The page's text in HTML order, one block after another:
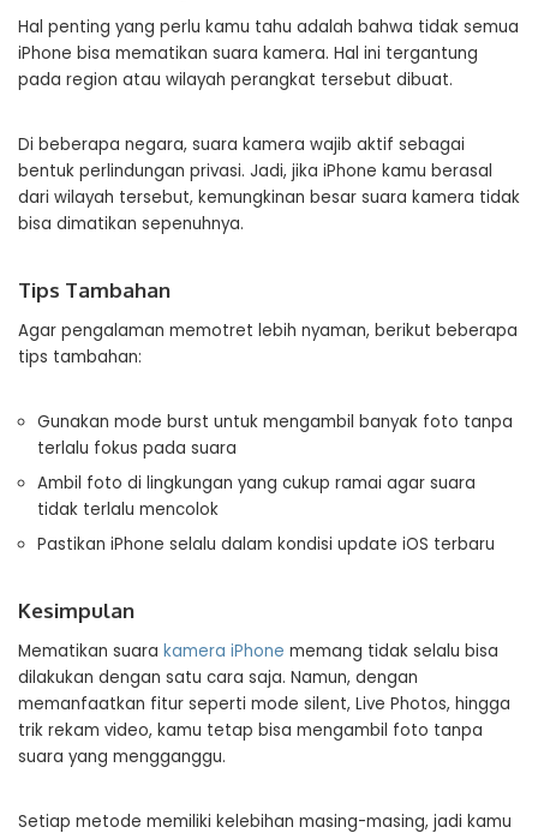
Hal penting yang perlu kamu tahu adalah bahwa tidak semua
iPhone bisa mematikan suara kamera. Hal ini tergantung
pada region atau wilayah perangkat tersebut dibuat.
Di beberapa negara, suara kamera wajib aktif sebagai
bentuk perlindungan privasi. Jadi, jika iPhone kamu berasal
dari wilayah tersebut, kemungkinan besar suara kamera tidak
bisa dimatikan sepenuhnya.
Tips Tambahan
Agar pengalaman memotret lebih nyaman, berikut beberapa
tips tambahan:
Gunakan mode burst untuk mengambil banyak foto tanpa
terlalu fokus pada suara
Ambil foto di lingkungan yang cukup ramai agar suara
tidak terlalu mencolok
Pastikan iPhone selalu dalam kondisi update iOS terbaru
Kesimpulan
Mematikan suara kamera iPhone memang tidak selalu bisa
dilakukan dengan satu cara saja. Namun, dengan
memanfaatkan fitur seperti mode silent, Live Photos, hingga
trik rekam video, kamu tetap bisa mengambil foto tanpa
suara yang mengganggu.
Setiap metode memiliki kelebihan masing-masing, jadi kamu